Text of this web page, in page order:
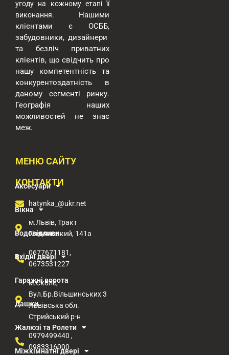
угоду на кожному етапі її
виконання. Нашими
клієнтами є ОСББ,
забудовники, дизайнери
та безліч приватних
клієнтів, що свідчить про
нашу компетентність та
конкурентоздатність в
даному сегменті ринку.
Географія наших
можливостей не знає
меж.
МЕНЮ САЙТУ
Аксесуари
Вікна
Водовідливи
Вхідні двері
Гаражні ворота
Дашки
Жалюзі та Ролети
Міжкімнатні двері
КОНТАКТИ
hatynka_@ukr.net
м.Львів, Тракт
Глинянський, 141а
0677671181,
0673531227
м.Сколе,
Вул.Бр.Вільшинських 3
Львівська обл.
Стрийський р-н​
0979499440 ,
0983316000